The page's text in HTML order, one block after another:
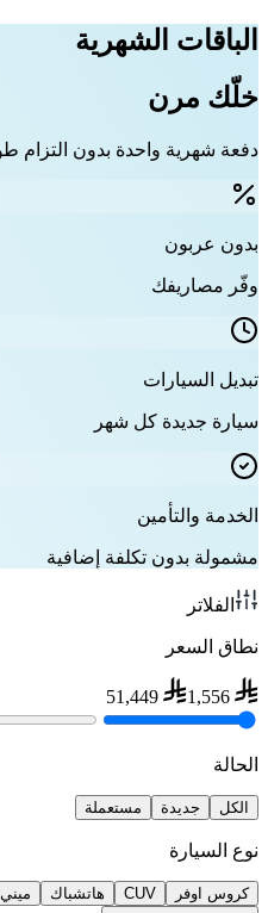
الباقات الشهرية
خلّك مرن
دفعة شهرية واحدة بدون التزام
بدون عربون
وفّر مصاريفك
تبديل السيارات
سيارة جديدة كل شهر
الخدمة والتأمين
مشمولة بدون تكلفة إضافية
الفلاتر
نطاق السعر
1,556
51,449
الحالة
الكل جديدة مستعملة
نوع السيارة
كروس اوفر CUV هاتشباك